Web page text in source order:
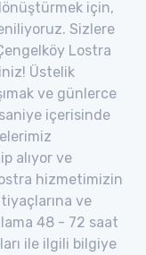
dönüştürmek için,
Sizlere
Lostra
Üstelik
ve günlerce
içerisinde
alıyor ve
hizmetimizin
ve
48 - 72 saat
ile ilgili bilgiye